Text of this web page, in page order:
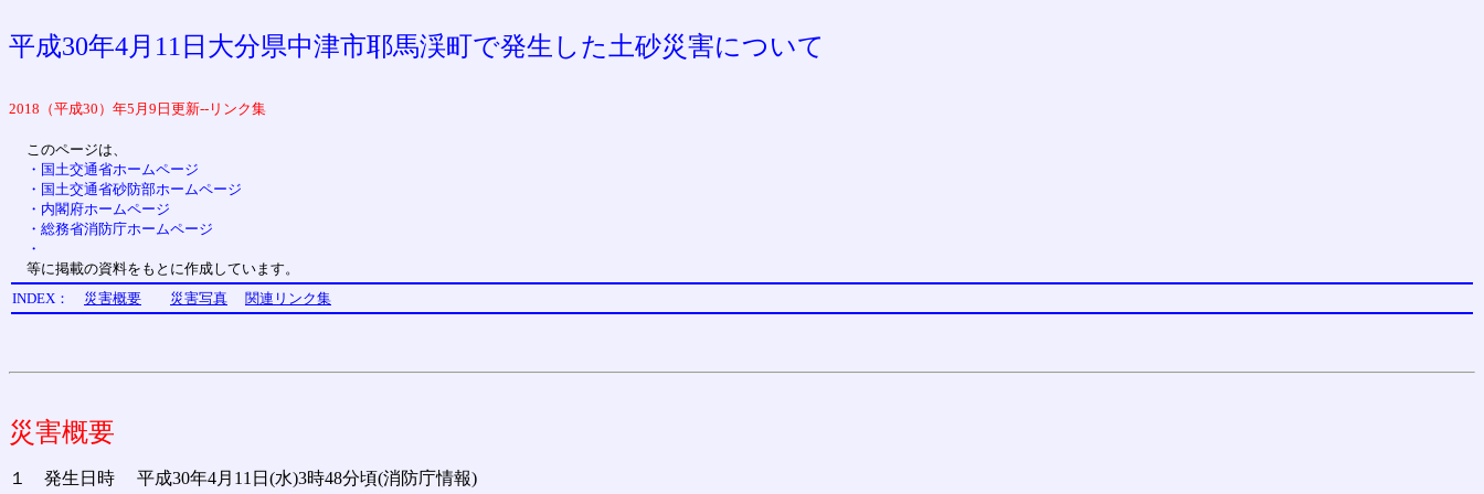
平成30年4月11日大分県中津市耶馬渓町で発生した土砂災害について
2018（平成30）年5月9日更新--リンク集
このページは、
・国土交通省ホームページ
・国土交通省砂防部ホームページ
・内閣府ホームページ
・総務省消防庁ホームページ
・
等に掲載の資料をもとに作成しています。
INDEX：
災害概要 災害写真 関連リンク集
災害概要
１ 発生日時 平成30年4月11日(水)3時48分頃(消防庁情報)